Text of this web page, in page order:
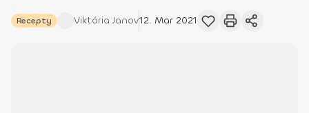
Recepty Viktória Janov12. Mar 2021